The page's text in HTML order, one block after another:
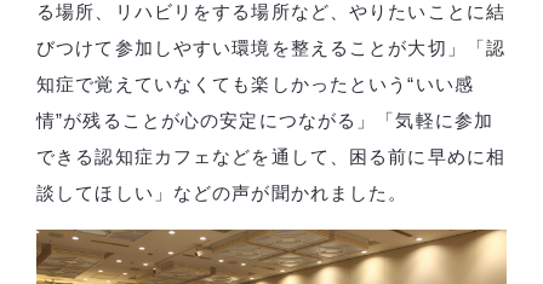
る場所、リハビリをする場所など、やりたいことに結
びつけて参加しやすい環境を整えることが大切」「認
知症で覚えていなくても楽しかったという“いい感
情”が残ることが心の安定につながる」「気軽に参加
できる認知症カフェなどを通して、困る前に早めに相
談してほしい」などの声が聞かれました。